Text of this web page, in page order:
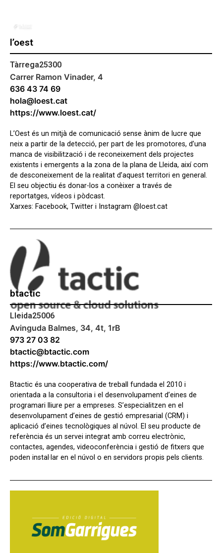
l’oest
Tàrrega25300
Carrer Ramon Vinader, 4
636 43 74 69
hola@loest.cat
https://www.loest.cat/
L’Oest és un mitjà de comunicació sense ànim de lucre que
neix a partir de la detecció, per part de les promotores, d’una
manca de visibilització i de reconeixement dels projectes
existents i emergents a la zona de la plana de Lleida, així com
de desconeixement de la realitat d’aquest territori en general.
El seu objectiu és donar-los a conèixer a través de
reportatges, vídeos i pòdcast.
Xarxes: Facebook, Twitter i Instagram @loest.cat
btactic
Lleida25006
Avinguda Balmes, 34, 4t, 1rB
973 27 03 82
btactic@btactic.com
https://www.btactic.com/
Btactic és una cooperativa de treball fundada el 2010 i
orientada a la consultoria i el desenvolupament d’eines de
programari lliure per a empreses. S’especialitzen en el
desenvolupament d’eines de gestió empresarial (CRM) i
aplicació d’eines tecnològiques al núvol. El seu producte de
referència és un servei integrat amb correu electrònic,
contactes, agendes, videoconferència i gestió de fitxers que
poden instal·lar en el núvol o en servidors propis pels clients.